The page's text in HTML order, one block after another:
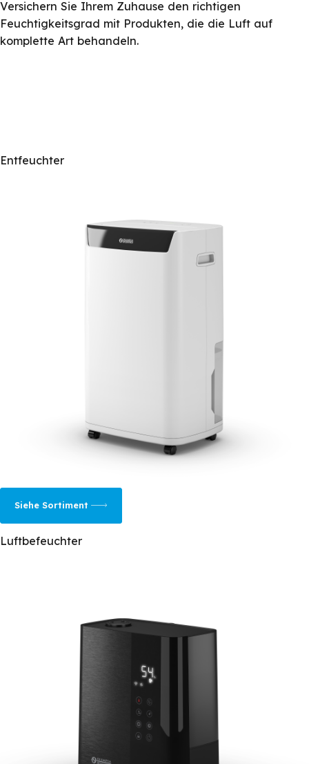
Versichern Sie Ihrem Zuhause den richtigen
Feuchtigkeitsgrad mit Produkten, die die Luft auf
komplette Art behandeln.
Entfeuchter
Siehe Sortiment
Luftbefeuchter